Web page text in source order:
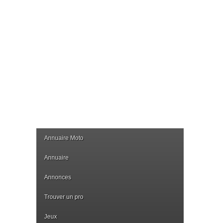
Annuaire Moto
Annuaire
Annonces
Trouver un pro
Jeux